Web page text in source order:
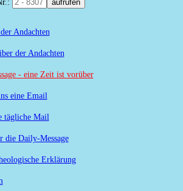
aufrufen
Andachten
der Andachten
- eine Zeit ist vorüber
eine Email
tägliche Mail
die Daily-Message
Erklärung